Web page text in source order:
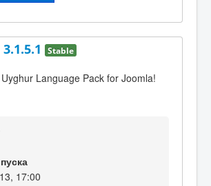
Stable
Language Pack for Joomla!
17:00